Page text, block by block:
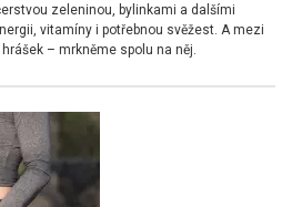
zeleninou, bylinkami a dalšími
vitamíny i potřebnou svěžest. A mezi
– mrkněme spolu na něj.